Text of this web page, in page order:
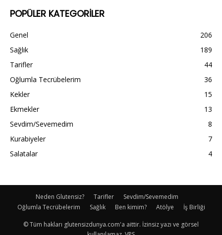
POPÜLER KATEGORİLER
Genel
206
Sağlık
189
Tarifler
44
Oğlumla Tecrübelerim
36
Kekler
15
Ekmekler
13
Sevdim/Sevemedim
8
Kurabiyeler
7
Salatalar
4
Neden Glutensiz? Tarifler
Sevdim/Sevemedim
Oğlumla Tecrübelerim
Sağlık Ben kimim? Atölye İş Birliği
© Tüm hakları glutensizdunya.com'a aittir. İzinsiz yazı ve görsel